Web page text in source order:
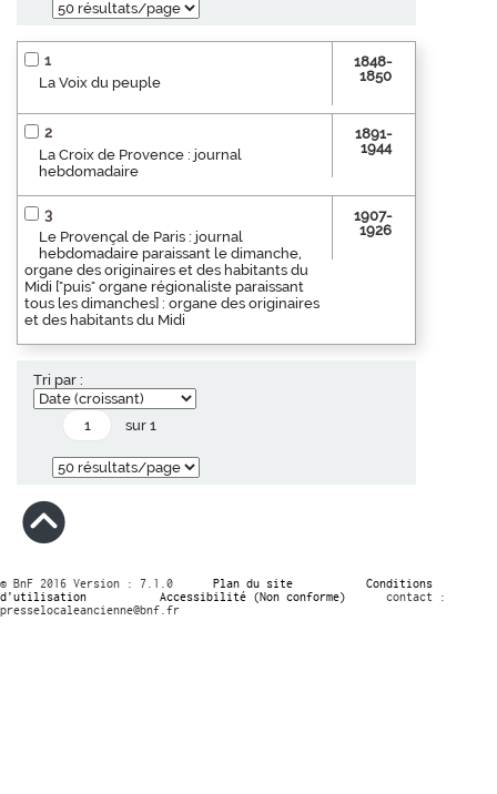
1
La Voix du peuple
1848-
1850
2
La Croix de Provence : journal
hebdomadaire
1891-
1944
3
Le Provençal de Paris : journal
hebdomadaire paraissant le dimanche,
organe des originaires et des habitants du
Midi ["puis" organe régionaliste paraissant
tous les dimanches] : organe des originaires
et des habitants du Midi
1907-
1926
Tri par :
sur 1
© BnF 2016 Version : 7.1.0 Plan du site
Conditions
d’utilisation
Accessibilité (Non conforme)
contact :
presselocaleancienne@bnf.fr